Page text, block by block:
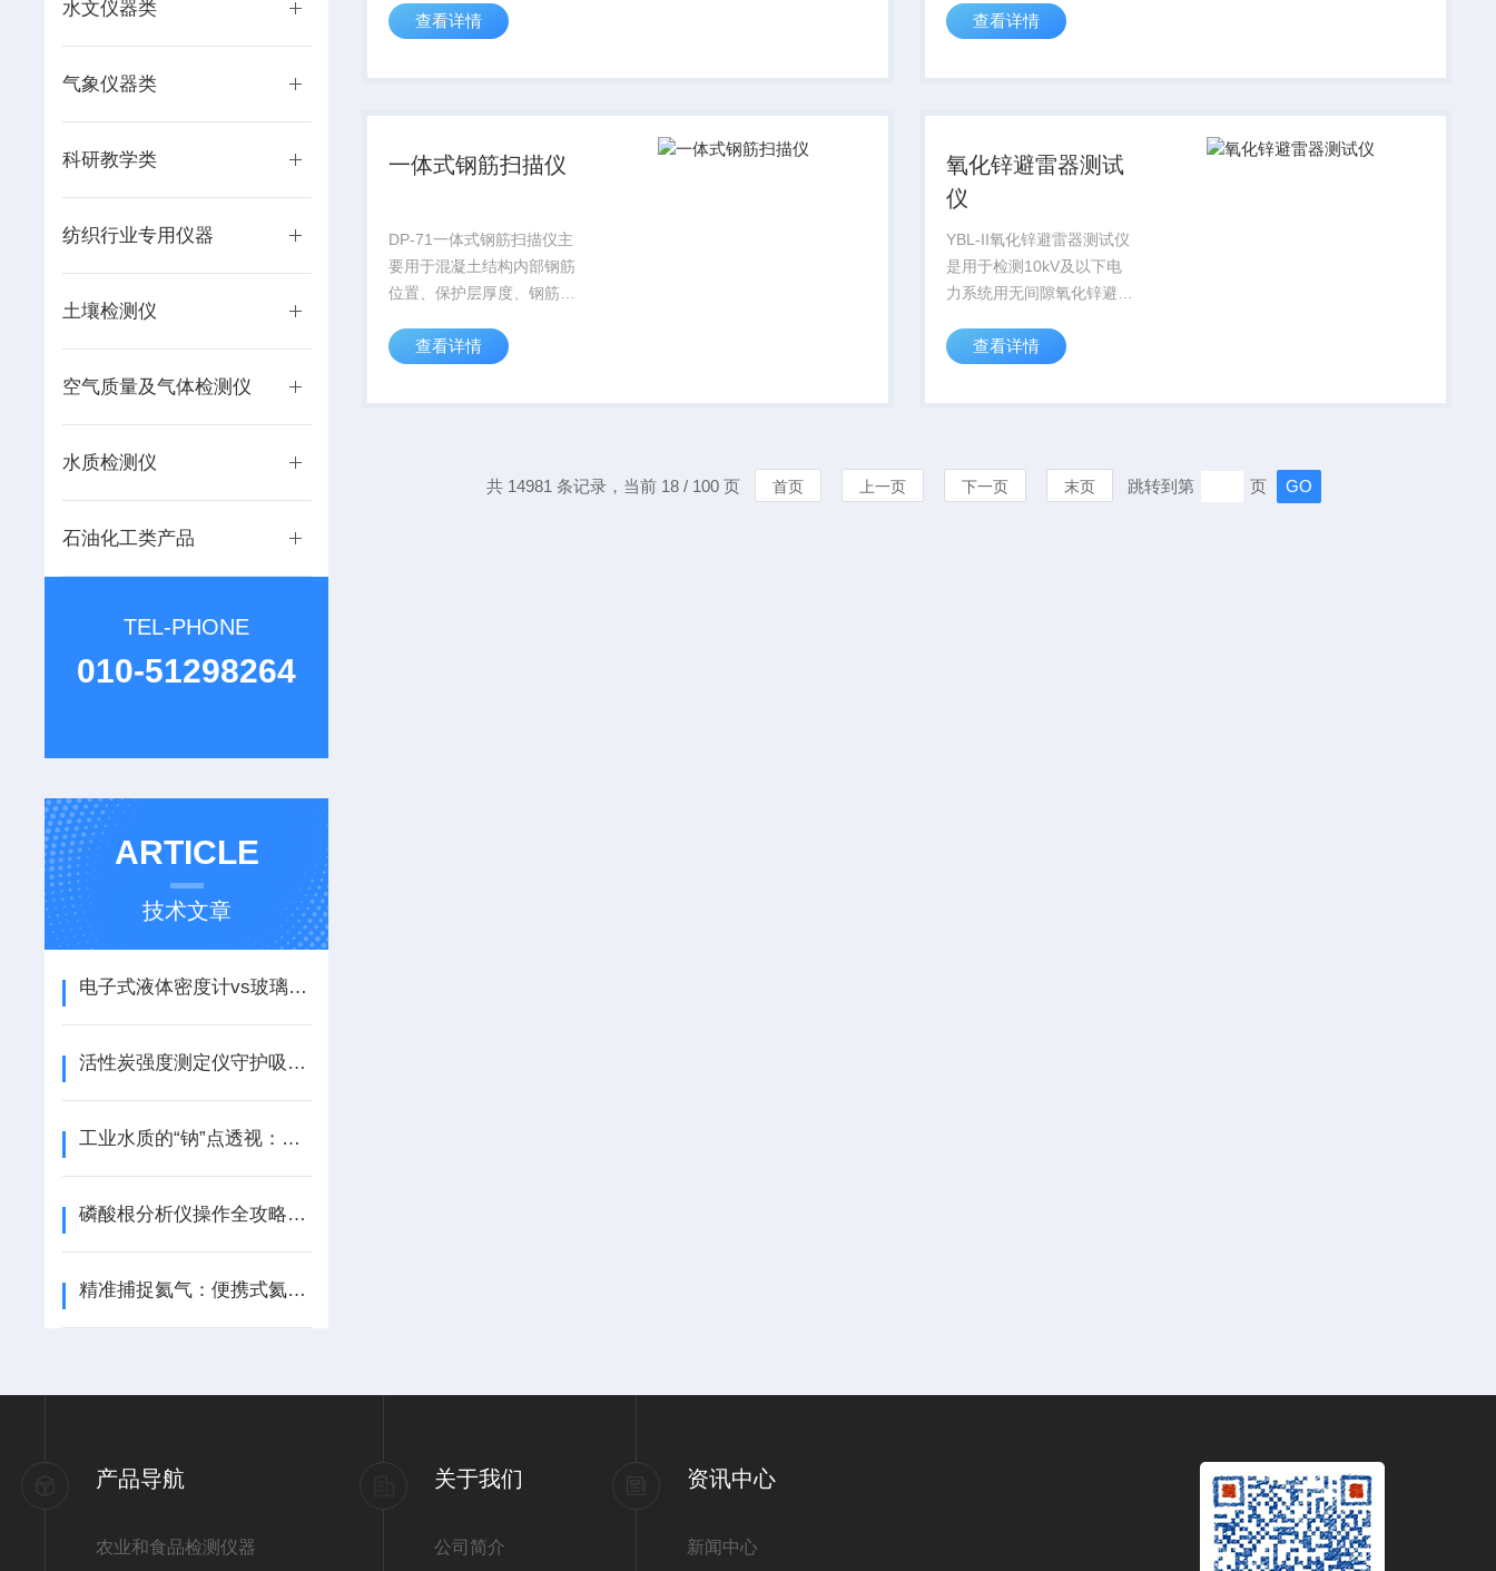
水文仪器类
气象仪器类
科研教学类
纺织行业专用仪器
土壤检测仪
空气质量及气体检测仪
水质检测仪
石油化工类产品
TEL-PHONE
010-51298264
ARTICLE
技术文章
电子式液体密度计vs玻璃浮子式：精度、速度与成本对比
活性炭强度测定仪守护吸附材料的“结构脊梁”
工业水质的“钠”点透视：在线钠离子检测仪的技术逻辑与应用价值
磷酸根分析仪操作全攻略：从开机到精准测量的关键步骤
精准捕捉氦气：便携式氦气检测仪操作全流程指南
查看详情
CATV系统日常维护中有广
查看详情
一体式钢筋扫描仪
DP-71一体式钢筋扫描仪主
要用于混凝土结构内部钢筋
位置、保护层厚度、钢筋间
能绘制整体钢筋的分布图，
传感器一体式结构，携带及
查看详情
氧化锌避雷器测试
仪
YBL-II氧化锌避雷器测试仪
是用于检测10kV及以下电
力系统用无间隙氧化锌避雷
内部缺陷，测量MOA的直
0.75 U1mA下的泄漏电流。
查看详情
共 14981 条记录，当前 18 / 100 页 首页 上一页 下一页 末页 跳转到第 页
产品导航
农业和食品检测仪器
关于我们
公司简介
资讯中心
新闻中心